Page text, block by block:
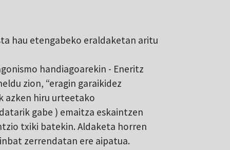
hau etengabeko eraldaketan aritu
handiagoarekin - Eneritz
zion, “eragin garaikidez
azken hiru urteetako
gabe ) emaitza eskaintzen
txiki batekin. Aldaketa horren
zerrendatan ere aipatua.